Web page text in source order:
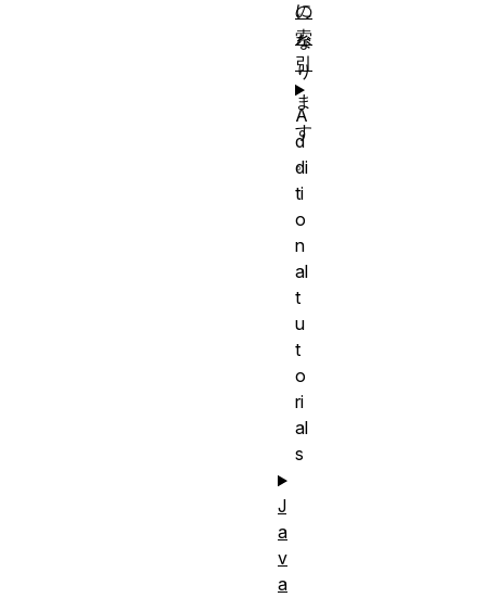
に
な
り
ま
す
。
の
索
引
A
d
di
ti
o
n
al
t
u
t
o
ri
al
s
J
a
v
a